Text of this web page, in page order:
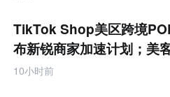
TikTok Shop美区跨境
布新锐商家加速计划；美
Q2营收同增50%丨跨境电
10小时前